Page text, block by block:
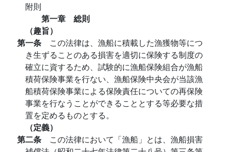
附則
第一章 総則
（趣旨）
第一条 この法律は、漁船に積載した漁獲物等につ
き生ずることのある損害を適切に保険する制度の
確立に資するため、試験的に漁船保険組合が漁船
積荷保険事業を行ない、漁船保険中央会が当該漁
船積荷保険事業による保険責任についての再保険
事業を行なうことができることとする等必要な措
置を定めるものとする。
（定義）
第二条 この法律において「漁船」とは、漁船損害